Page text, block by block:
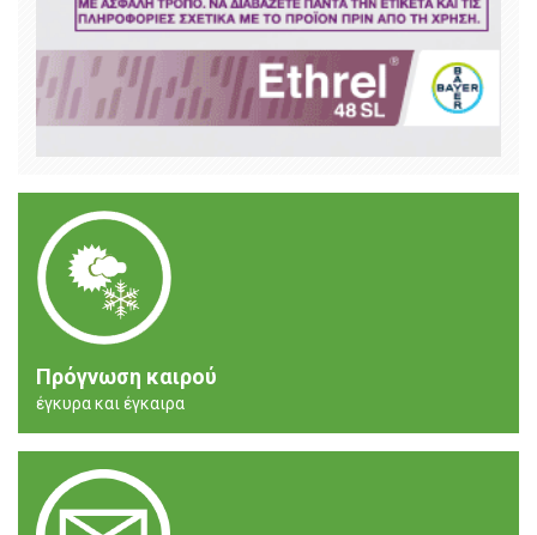
Πρόγνωση καιρού
έγκυρα και έγκαιρα